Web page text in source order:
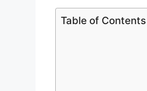
Table of Contents